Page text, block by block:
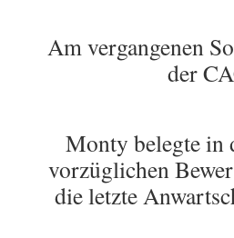
Am vergangenen
der
Monty belegte in
vorzüglichen
die letzte